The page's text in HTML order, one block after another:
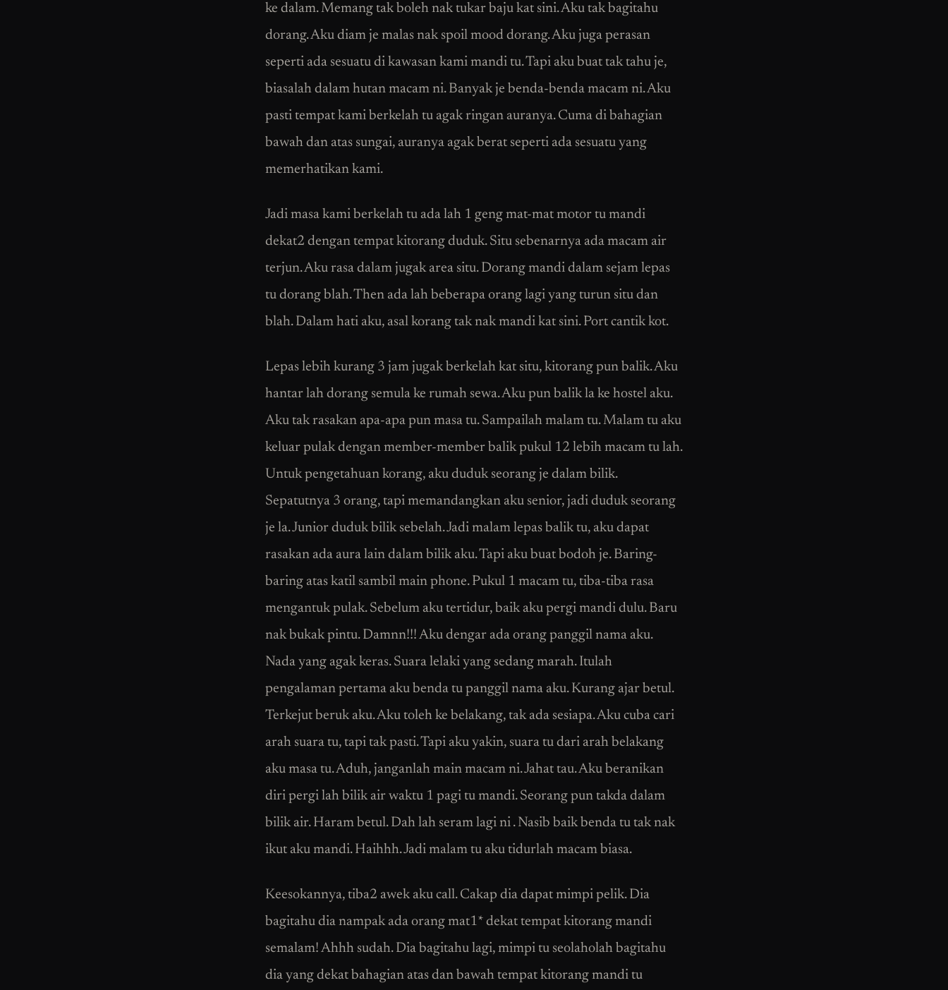
ke dalam. Memang tak boleh nak tukar baju kat sini. Aku tak bagitahu
dorang. Aku diam je malas nak spoil mood dorang. Aku juga perasan
seperti ada sesuatu di kawasan kami mandi tu. Tapi aku buat tak tahu je,
biasalah dalam hutan macam ni. Banyak je benda-benda macam ni. Aku
pasti tempat kami berkelah tu agak ringan auranya. Cuma di bahagian
bawah dan atas sungai, auranya agak berat seperti ada sesuatu yang
memerhatikan kami.
Jadi masa kami berkelah tu ada lah 1 geng mat-mat motor tu mandi
dekat2 dengan tempat kitorang duduk. Situ sebenarnya ada macam air
terjun. Aku rasa dalam jugak area situ. Dorang mandi dalam sejam lepas
tu dorang blah. Then ada lah beberapa orang lagi yang turun situ dan
blah. Dalam hati aku, asal korang tak nak mandi kat sini. Port cantik kot.
Lepas lebih kurang 3 jam jugak berkelah kat situ, kitorang pun balik. Aku
hantar lah dorang semula ke rumah sewa. Aku pun balik la ke hostel aku.
Aku tak rasakan apa-apa pun masa tu. Sampailah malam tu. Malam tu aku
keluar pulak dengan member-member balik pukul 12 lebih macam tu lah.
Untuk pengetahuan korang, aku duduk seorang je dalam bilik.
Sepatutnya 3 orang, tapi memandangkan aku senior, jadi duduk seorang
je la. Junior duduk bilik sebelah. Jadi malam lepas balik tu, aku dapat
rasakan ada aura lain dalam bilik aku. Tapi aku buat bodoh je. Baring-
baring atas katil sambil main phone. Pukul 1 macam tu, tiba-tiba rasa
mengantuk pulak. Sebelum aku tertidur, baik aku pergi mandi dulu. Baru
nak bukak pintu. Damnn!!! Aku dengar ada orang panggil nama aku.
Nada yang agak keras. Suara lelaki yang sedang marah. Itulah
pengalaman pertama aku benda tu panggil nama aku. Kurang ajar betul.
Terkejut beruk aku. Aku toleh ke belakang, tak ada sesiapa. Aku cuba cari
arah suara tu, tapi tak pasti. Tapi aku yakin, suara tu dari arah belakang
aku masa tu. Aduh, janganlah main macam ni. Jahat tau. Aku beranikan
diri pergi lah bilik air waktu 1 pagi tu mandi. Seorang pun takda dalam
bilik air. Haram betul. Dah lah seram lagi ni . Nasib baik benda tu tak nak
ikut aku mandi. Haihhh. Jadi malam tu aku tidurlah macam biasa.
Keesokannya, tiba2 awek aku call. Cakap dia dapat mimpi pelik. Dia
bagitahu dia nampak ada orang mat1* dekat tempat kitorang mandi
semalam! Ahhh sudah. Dia bagitahu lagi, mimpi tu seolaholah bagitahu
dia yang dekat bahagian atas dan bawah tempat kitorang mandi tu